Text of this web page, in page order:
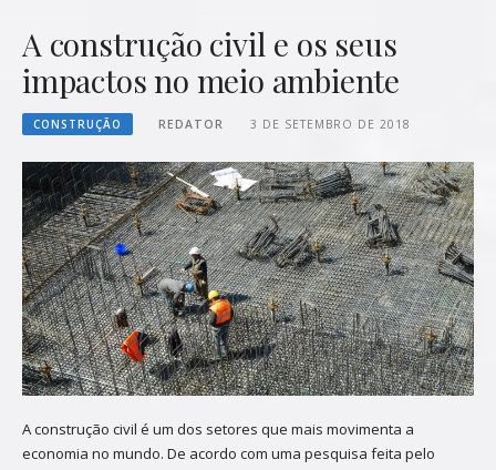
A construção civil e os seus
impactos no meio ambiente
CONSTRUÇÃO REDATOR 3 DE SETEMBRO DE 2018
A construção civil é um dos setores que mais movimenta a
economia no mundo. De acordo com uma pesquisa feita pelo